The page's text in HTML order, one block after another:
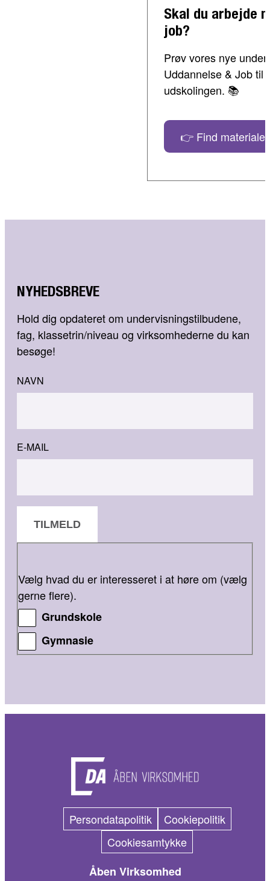
Skal du arbejde
job?
Prøv vores nye
Uddannelse & Job til
udskolingen. 📚
👉 Find
NYHEDSBREVE
Hold dig opdateret om undervisningstilbudene,
fag, klassetrin/niveau og virksomhederne du kan
besøge!
NAVN
E-MAIL
TILMELD
Vælg hvad du er interesseret i at høre om (vælg
gerne flere).
Grundskole
Gymnasie
Persondatapolitik
Cookiepolitik
Cookiesamtykke
Åben Virksomhed